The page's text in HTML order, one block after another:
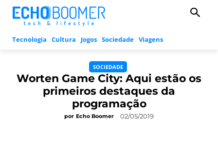
Tecnologia Cultura Jogos Sociedade Viagens
SOCIEDADE
Worten Game City: Aqui estão os
primeiros destaques da
programação
por Echo Boomer 02/05/2019